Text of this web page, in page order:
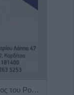
Κέντρο Ειδικών Θεραπειών 'Ο Κύβος του Ρούμπικ'